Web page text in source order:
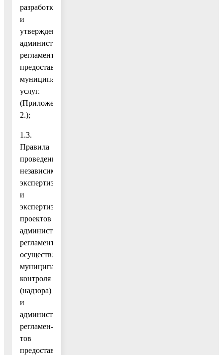
разработки
и
утверждения
административных
регламентов
предоставления
муниципальных
услуг.
(Приложение
2.);
1.3.
Правила
проведения
независимой
экспертизы
и
экспертизы
проектов
административных
регламентов
осуществления
муниципального
контроля
(надзора)
и
административных
регламен-
тов
предоставления